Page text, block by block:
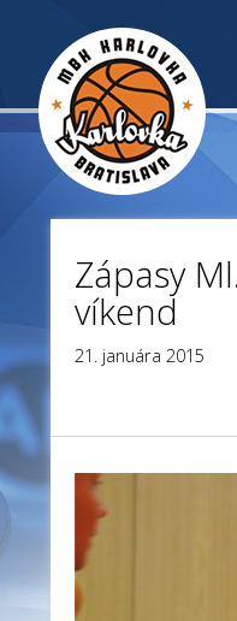
Zápasy
víkend
21. januára 2015